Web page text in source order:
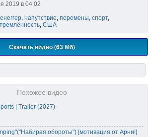
2019 в 04:02
, напутствие, перемены, спорт,
, США
Скачать видео (63 Мб)
Похожее видео
| Trailer (2027)
обороты") [мотивация от Арни!]